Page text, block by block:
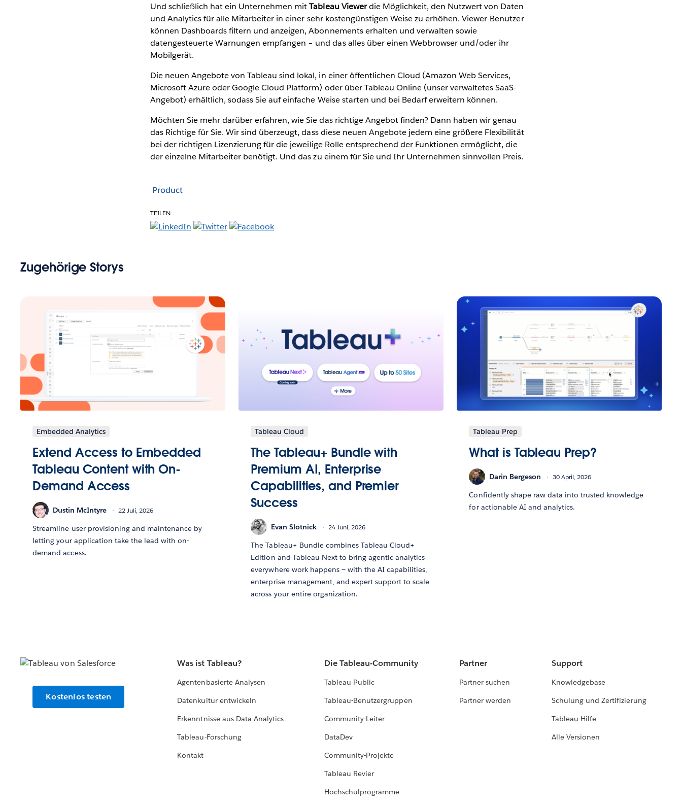
Und schließlich hat ein Unternehmen mitTableau Viewerdie Möglichkeit, den Nutzwert von Daten
und Analytics für alle Mitarbeiter in einer sehr kostengünstigen Weise zu erhöhen. Viewer-Benutzer
können Dashboards filtern und anzeigen, Abonnements erhalten und verwalten sowie
datengesteuerte Warnungen empfangen – und das alles über einen Webbrowser und/oder ihr
Mobilgerät.
Die neuen Angebote von Tableau sind lokal, in einer öffentlichen Cloud (Amazon Web Services,
Microsoft Azure oder Google Cloud Platform) oder über Tableau Online (unser verwaltetes SaaS-
Angebot) erhältlich, sodass Sie auf einfache Weise starten und bei Bedarf erweitern können.
Möchten Sie mehr darüber erfahren, wie Sie das richtige Angebot finden? Dann haben wir genau
das Richtige für Sie. Wir sind überzeugt, dass diese neuen Angebote jedem eine größere Flexibilität
bei der richtigen Lizenzierung für die jeweilige Rolle entsprechend der Funktionen ermöglicht, die
der einzelne Mitarbeiter benötigt. Und das zu einem für Sie und Ihr Unternehmen sinnvollen Preis.
Product
TEILEN:
Zugehörige Storys
Embedded Analytics
Extend Access to Embedded
Tableau Content with On-
Demand Access
Dustin McIntyre 22 Juli, 2026
Streamline user provisioning and maintenance by
letting your application take the lead with on-
demand access.
Tableau Cloud
The Tableau+ Bundle with
Premium AI, Enterprise
Capabilities, and Premier
Success
Evan Slotnick 24 Juni, 2026
The Tableau+ Bundle combines Tableau Cloud+
Edition and Tableau Next to bring agentic analytics
everywhere work happens — with the AI capabilities,
enterprise management, and expert support to scale
across your entire organization.
Tableau Prep
What is Tableau Prep?
Darin Bergeson 30 April, 2026
Confidently shape raw data into trusted knowledge
for actionable AI and analytics.
Kostenlos testen
Was ist Tableau?
Agentenbasierte Analysen
Datenkultur entwickeln
Erkenntnisse aus Data Analytics
Tableau-Forschung
Kontakt
Die Tableau-Community
Tableau Public
Tableau-Benutzergruppen
Community-Leiter
DataDev
Community-Projekte
Tableau Revier
Hochschulprogramme
Partner
Partner suchen
Partner werden
Support
Knowledgebase
Schulung und Zertifizierung
Tableau-Hilfe
Alle Versionen